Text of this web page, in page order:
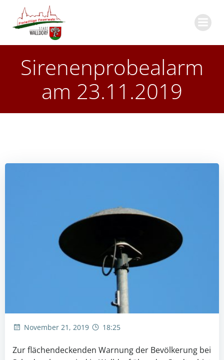
Sirenenprobealarm
am 23.11.2019
November 21, 2019 18:25
Zur flächendeckenden Warnung der Bevölkerung bei